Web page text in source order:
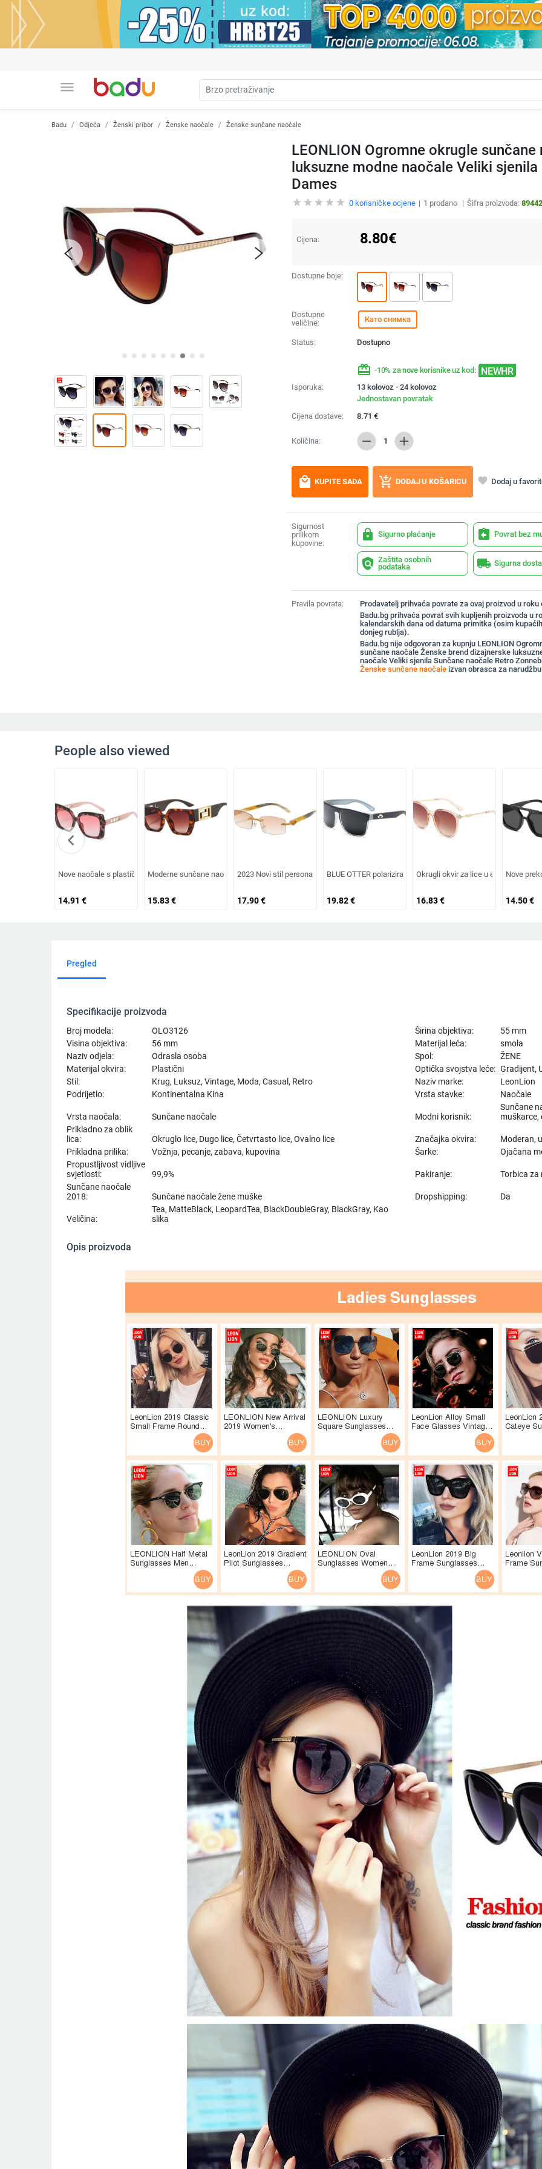
menu
Badu Odjeća Ženski pribor Ženske naočale Ženske sunčane naočale
LEONLION Ogromne okrugle
luksuzne modne naočale Veliki
Dames
0korisničke ocjene 1 prodano Šifra proizvoda:
Cijena: 8.80€
Dostupne boje:
Dostupne
veličine:
Като снимка
Status: Dostupno
redeem -10% za nove korisnike uz kod: NEWHR
Isporuka:
13 kolovoz - 24 kolovoz
Jednostavan povratak
Cijena dostave:
8.71 €
Količina: remove 1 add
local_mall KUPITE SADA add_shopping_cart DODAJ U KOŠARICU favorite Dodaj u
Sigurnost
prilikom
kupovine:
lock Sigurno plaćanje assignment_return Povrat bez
policy Zaštita osobnih
podataka
local_shipping Sigurna
Pravila povrata:
Prodavatelj prihvaća povrate za ovaj proizvod u roku
Badu.bg prihvaća povrat svih kupljenih proizvoda u
kalendarskih dana od datuma primitka (osim
donjeg rublja).
Badu.bg nije odgovoran za kupnju LEONLION
sunčane naočale Ženske brend dizajnerske
naočale Veliki sjenila Sunčane naočale Retro
Ženske sunčane naočaleizvan obrasca za
People also viewed
Nove naočale s plastičnim okvirom, europski i američki modni trendovi s velikim okvirom, sunčane naočale za vanjsku upotrebu
14.91 €
Moderne sunčane naočale velikih dimenzija u europskom i američkom stilu, ženske četvrtaste sunčane naočale
15.83€
2023 Novi stil personaliziranih sunčanih naočala s dijamantnim umetkom, moderne i
17.90€
BLUE OTTER polarizirane sunčane naočale, sunčane naočale
19.82€
Okrugli okvir za lice u europskom i
16.83€
Nove
14.50€
chevron_left
Pregled
Specifikacije proizvoda
Broj modela: OLO3126 Širina objektiva:
55 mm
Visina objektiva:
56 mm Materijal leća:
smola
Naziv odjela:
Odrasla osoba Spol:
ŽENE
Materijal okvira:
Plastični Optička svojstva leće: Gradijent,
Stil:
Krug, Luksuz, Vintage, Moda, Casual, Retro Naziv marke:
LeonLion
Podrijetlo:
Kontinentalna Kina Vrsta stavke: Naočale
Vrsta naočala: Sunčane naočale Modni korisnik:
Sunčane
muškarce,
Prikladno za oblik
lica:
Okruglo lice, Dugo lice, Četvrtasto lice, Ovalno lice Značajka okvira:
Moderan,
Prikladna prilika:
Vožnja, pecanje, zabava, kupovina Šarke:
Ojačana
Propustljivost vidljive
svjetlosti:
99,9% Pakiranje:
Torbica za
Sunčane naočale
2018:
Sunčane naočale žene muške Dropshipping: Da
Veličina:
Tea, MatteBlack, LeopardTea, BlackDoubleGray, BlackGray, Kao
slika
Opis proizvoda